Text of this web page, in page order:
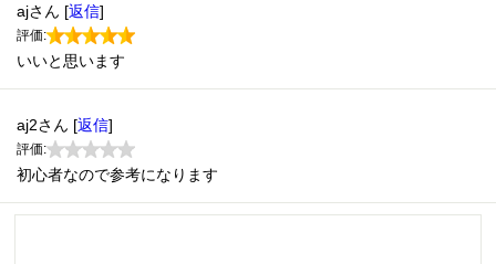
ajさん [返信]
評価:
いいと思います
aj2さん [返信]
評価:
初心者なので参考になります